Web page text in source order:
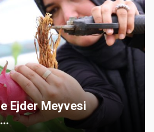
Ejder Meyvesi